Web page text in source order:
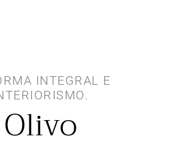
INTEGRAL E
Olivo